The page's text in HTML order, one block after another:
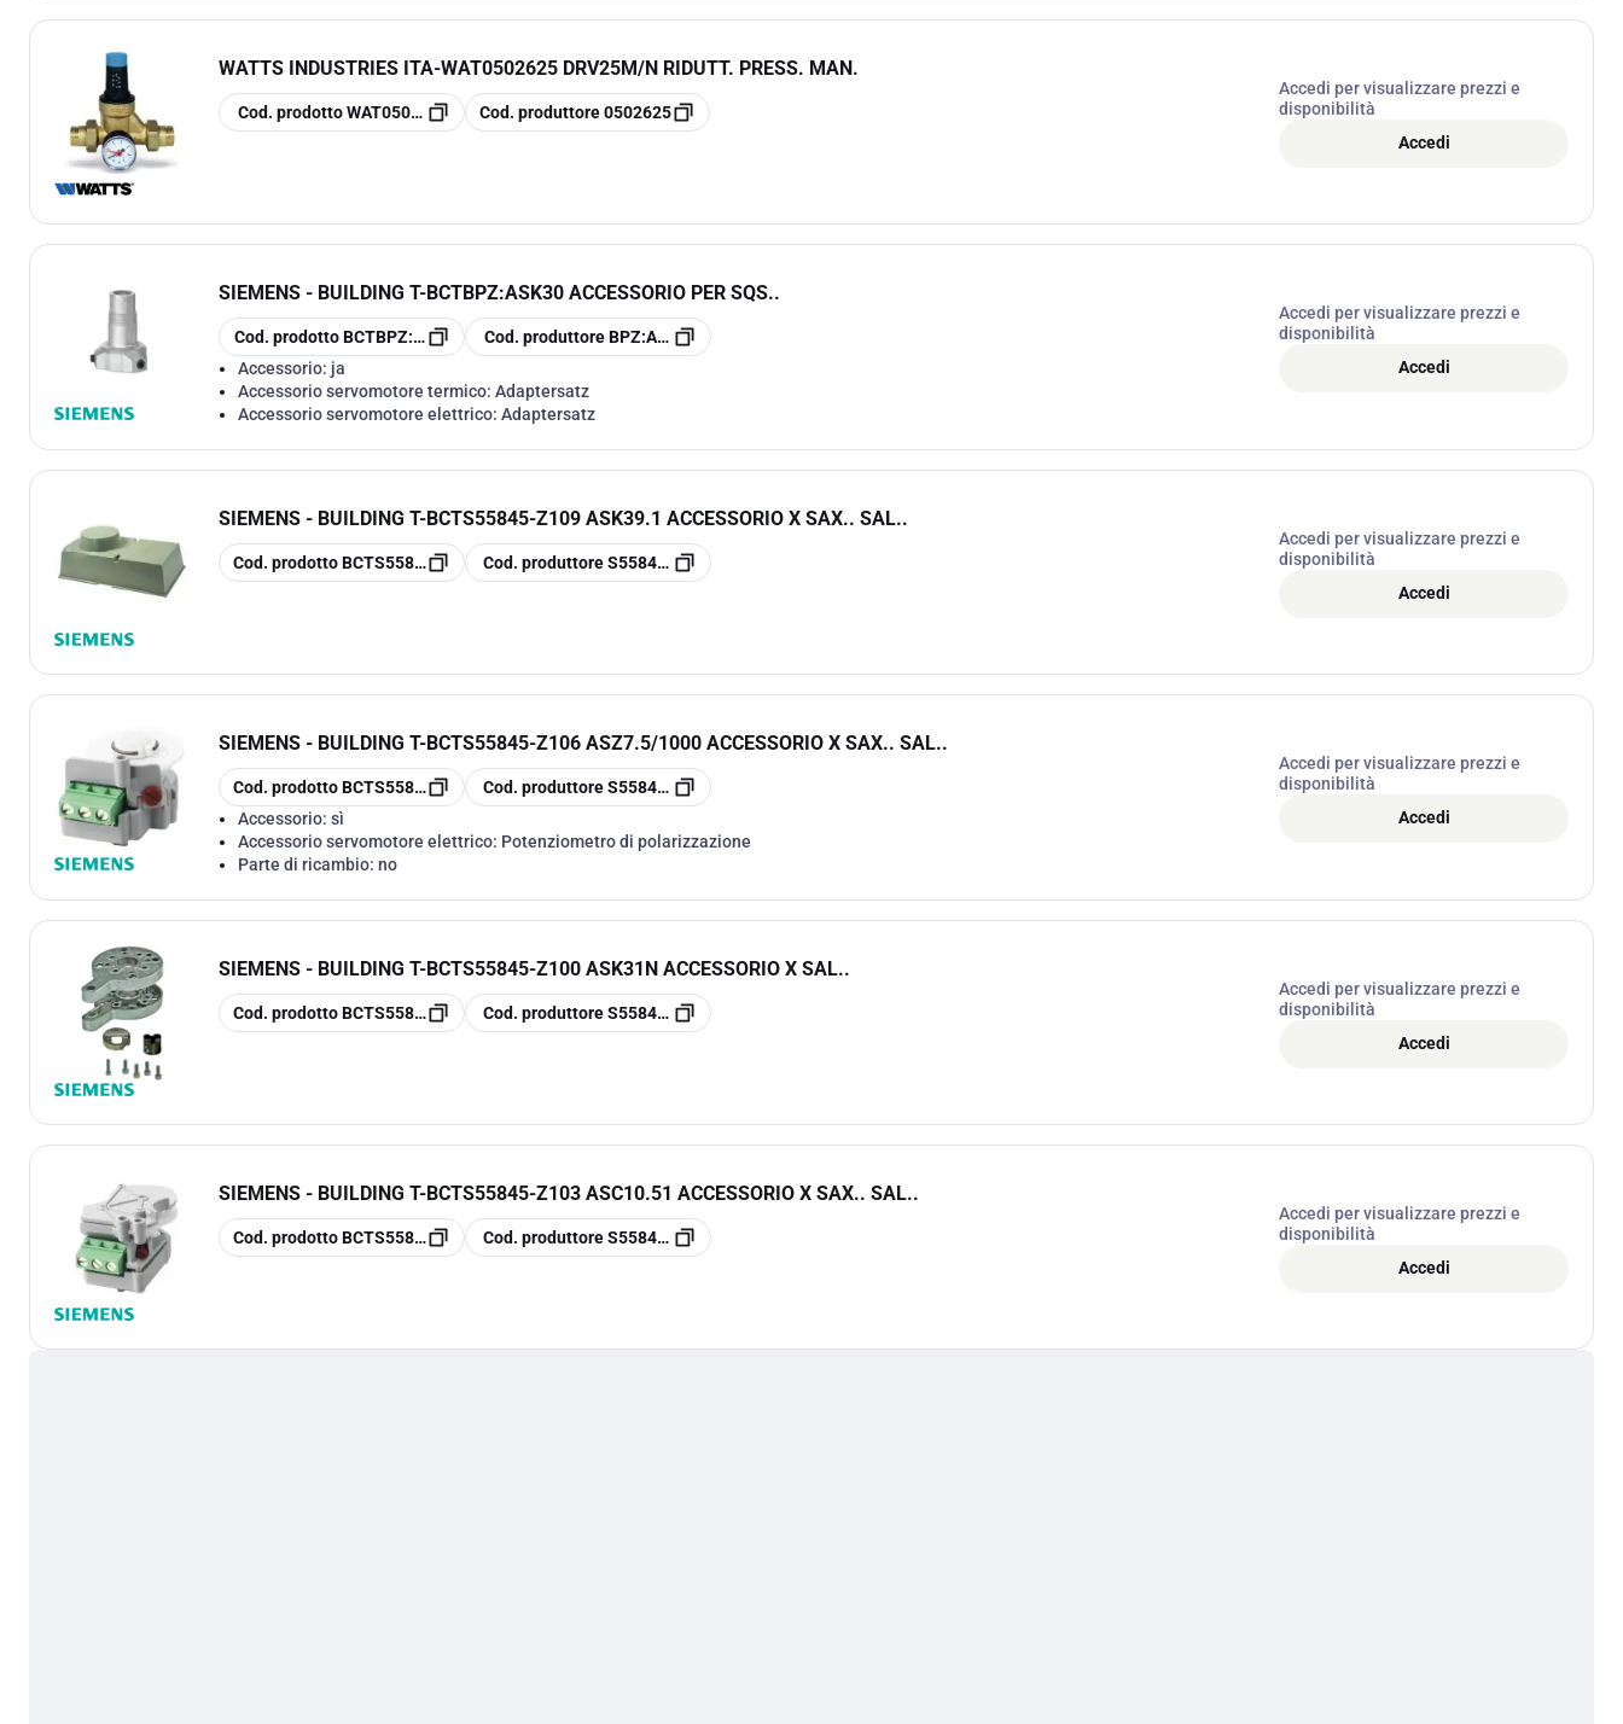
WATTS INDUSTRIES ITA-WAT0502625 DRV25M/N RIDUTT. PRESS. MAN.
copiaCod. prodotto WAT0502625 copia
Cod. produttore0502625
Accedi per visualizzare prezzi e
disponibilità
Accedi
SIEMENS - BUILDING T-BCTBPZ:ASK30 ACCESSORIO PER SQS..
copia
Cod. prodottoBCTBPZ:ASK30copiaCod. produttore BPZ:ASK30
Accessorio: ja
Accessorio servomotore termico: Adaptersatz
Accessorio servomotore elettrico: Adaptersatz
Accedi per visualizzare prezzi e
disponibilità
Accedi
SIEMENS - BUILDING T-BCTS55845-Z109 ASK39.1 ACCESSORIO X SAX.. SAL..
copia
Cod. prodottoBCTS55845-Z109copia
Cod. produttoreS55845-Z109
Accedi per visualizzare prezzi e
disponibilità
Accedi
SIEMENS - BUILDING T-BCTS55845-Z106 ASZ7.5/1000 ACCESSORIO X SAX.. SAL..
copia
Cod. prodottoBCTS55845-Z106copia
Cod. produttoreS55845-Z106
Accessorio: sì
Accessorio servomotore elettrico: Potenziometro di polarizzazione
Parte di ricambio: no
Accedi per visualizzare prezzi e
disponibilità
Accedi
SIEMENS - BUILDING T-BCTS55845-Z100 ASK31N ACCESSORIO X SAL..
copia
Cod. prodottoBCTS55845-Z100copia
Cod. produttoreS55845-Z100
Accedi per visualizzare prezzi e
disponibilità
Accedi
SIEMENS - BUILDING T-BCTS55845-Z103 ASC10.51 ACCESSORIO X SAX.. SAL..
copia
Cod. prodottoBCTS55845-Z103copia
Cod. produttoreS55845-Z103
Accedi per visualizzare prezzi e
disponibilità
Accedi